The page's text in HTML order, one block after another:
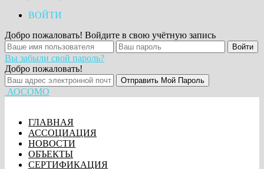
ВОЙТИ
Добро пожаловать! Войдите в свою учётную запись
Вы забыли свой пароль?
Добро пожаловать!
АОСОМО
ГЛАВНАЯ
АССОЦИАЦИЯ
НОВОСТИ
ОБЪЕКТЫ
СЕРТИФИКАЦИЯ